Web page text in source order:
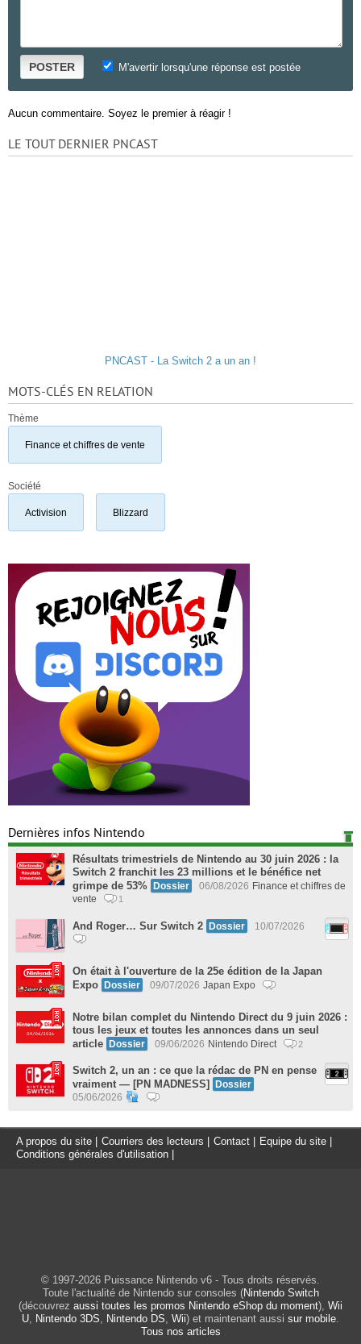
POSTER M'avertir lorsqu'une réponse est postée
Aucun commentaire. Soyez le premier à réagir !
LE TOUT DERNIER PNCAST
PNCAST - La Switch 2 a un an !
MOTS-CLÉS EN RELATION
Thème
Finance et chiffres de vente
Société
Activision Blizzard
Dernières infos Nintendo
Résultats trimestriels de Nintendo au 30 juin 2026 : la
Switch 2 franchit les 23 millions et le bénéfice net
grimpe de 53% Dossier 06/08/2026 Finance et chiffres de
vente
1
And Roger… Sur Switch 2 Dossier 10/07/2026
On était à l'ouverture de la 25e édition de la Japan
Expo Dossier 09/07/2026 Japan Expo
Notre bilan complet du Nintendo Direct du 9 juin 2026 :
tous les jeux et toutes les annonces dans un seul
article Dossier 09/06/2026 Nintendo Direct 2
Switch 2, un an : ce que la rédac de PN en pense
vraiment — [PN MADNESS] Dossier
05/06/2026
A propos du site | Courriers des lecteurs | Contact | Equipe du site |
Conditions générales d'utilisation |
© 1997-2026 Puissance Nintendo v6 - Tous droits réservés.
Toute l'actualité de Nintendo sur consoles (Nintendo Switch
(découvrez aussi toutes les promos Nintendo eShop du moment), Wii
U Nintendo 3DS Nintendo DS Wii) et maintenant aussi sur mobile
Tous nos articles